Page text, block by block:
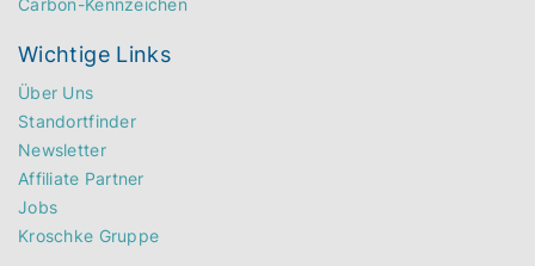
Carbon-Kennzeichen
Wichtige Links
Über Uns
Standortfinder
Newsletter
Affiliate Partner
Jobs
Kroschke Gruppe